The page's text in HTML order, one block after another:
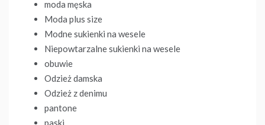
moda męska
Moda plus size
Modne sukienki na wesele
Niepowtarzalne sukienki na wesele
obuwie
Odzież damska
Odzież z denimu
pantone